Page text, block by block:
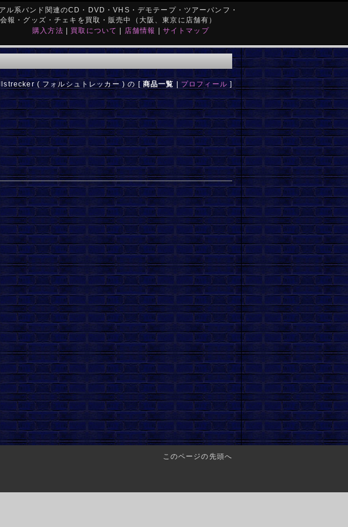
ル系バンド関連のCD・DVD・VHS・デモテープ・ツアーパンフ・
報・グッズ・チェキを買取・販売中（大阪、東京に店舗有）
購入方法 | 買取について | 店舗情報 | サイトマップ
( フォルシュトレッカー ) の [ 商品一覧 | プロフィール ]
このページの先頭へ